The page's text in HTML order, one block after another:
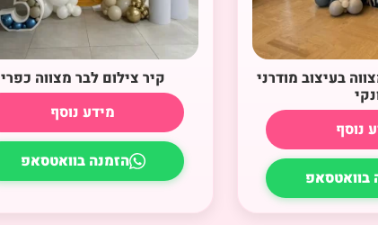
בעיצוב מודרני
נוסף
בוואטסאפ
קיר צילום לבר מצווה כפרי
מידע נוסף
הזמנה בוואטסאפ